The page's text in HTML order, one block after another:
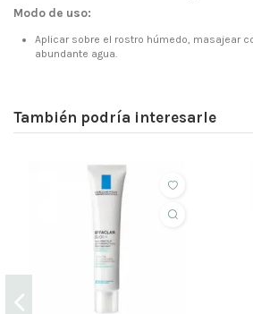
Modo de uso:
Aplicar sobre el rostro húmedo, masajear
abundante agua.
También podría interesarle